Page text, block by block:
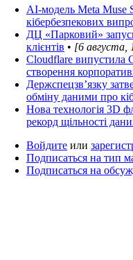
AI-модель Meta Muse
кібербезпекових
ДЦ «Парковий»
клієнтів • [6 августа,
Cloudflare випустила
створення
Держспецзв’язку
обміну даними про
Нова технологія 3D
рекорд щільності
Войдите или
Подписаться на тип
Подписаться на